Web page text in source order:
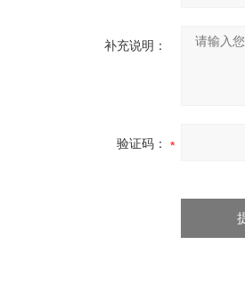
补充说明：
验证码：